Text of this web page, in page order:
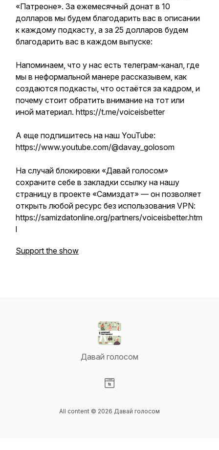
«Патреоне». За ежемесячный донат в 10
долларов мы будем благодарить вас в описании
к каждому подкасту, а за 25 долларов будем
благодарить вас в каждом выпуске:
Напоминаем, что у нас есть телеграм-канал, где
мы в неформальной манере рассказывем, как
создаются подкасты, что остаётся за кадром, и
почему стоит обратить внимание на тот или
иной материал. https://t.me/voiceisbetter
А еще подпишитесь на наш YouTube:
https://www.youtube.com/@davay_golosom
На случай блокировки «Давай голосом»
сохраните себе в закладки ссылку на нашу
страницу в проекте «Самиздат» — он позволяет
открыть любой ресурс без использования VPN:
https://samizdatonline.org/partners/voiceisbetter.htm
l
Support the show
Давай голосом
All content © 2026 Давай голосом